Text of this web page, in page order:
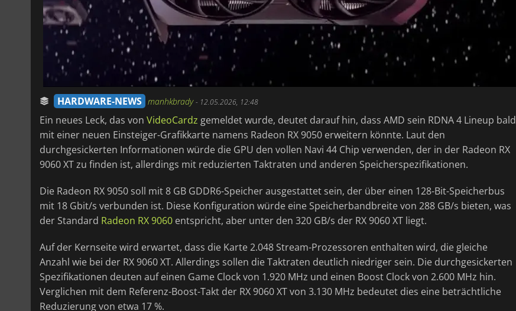
HARDWARE-NEWS manhkbrady- 12.05.2026, 12:48
Ein neues Leck, das von VideoCardz gemeldet wurde, deutet darauf hin, dass AMD sein RDNA 4 Lineup bald
mit einer neuen Einsteiger-Grafikkarte namens Radeon RX 9050 erweitern könnte. Laut den
durchgesickerten Informationen würde die GPU den vollen Navi 44 Chip verwenden, der in der Radeon RX
9060 XT zu finden ist, allerdings mit reduzierten Taktraten und anderen Speicherspezifikationen.
Die Radeon RX 9050 soll mit 8 GB GDDR6-Speicher ausgestattet sein, der über einen 128-Bit-Speicherbus
mit 18 Gbit/s verbunden ist. Diese Konfiguration würde eine Speicherbandbreite von 288 GB/s bieten, was
der Standard Radeon RX 9060 entspricht, aber unter den 320 GB/s der RX 9060 XT liegt.
Auf der Kernseite wird erwartet, dass die Karte 2.048 Stream-Prozessoren enthalten wird, die gleiche
Anzahl wie bei der RX 9060 XT. Allerdings sollen die Taktraten deutlich niedriger sein. Die durchgesickerten
Spezifikationen deuten auf einen Game Clock von 1.920 MHz und einen Boost Clock von 2.600 MHz hin.
Verglichen mit dem Referenz-Boost-Takt der RX 9060 XT von 3.130 MHz bedeutet dies eine beträchtliche
Reduzierung von etwa 17 %.